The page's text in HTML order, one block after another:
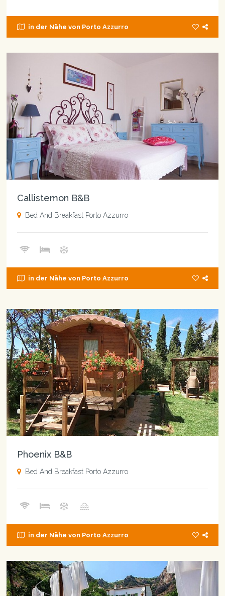
in der Nähe von Porto Azzurro
Callistemon B&B
Bed And Breakfast Porto Azzurro
in der Nähe von Porto Azzurro
Phoenix B&B
Bed And Breakfast Porto Azzurro
in der Nähe von Porto Azzurro